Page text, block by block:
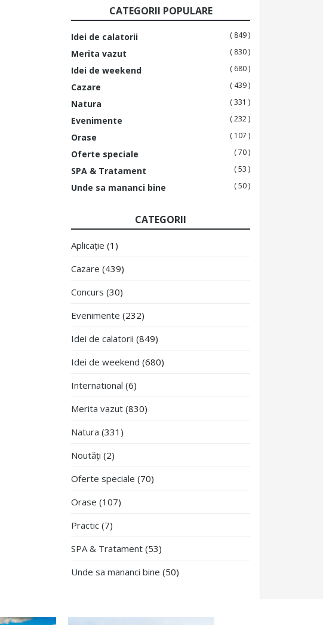
CATEGORII POPULARE
Idei de calatorii ( 849 )
Merita vazut ( 830 )
Idei de weekend ( 680 )
Cazare ( 439 )
Natura ( 331 )
Evenimente ( 232 )
Orase ( 107 )
Oferte speciale ( 70 )
SPA & Tratament ( 53 )
Unde sa mananci bine ( 50 )
CATEGORII
Aplicație (1)
Cazare (439)
Concurs (30)
Evenimente (232)
Idei de calatorii (849)
Idei de weekend (680)
International (6)
Merita vazut (830)
Natura (331)
Noutăți (2)
Oferte speciale (70)
Orase (107)
Practic (7)
SPA & Tratament (53)
Unde sa mananci bine (50)